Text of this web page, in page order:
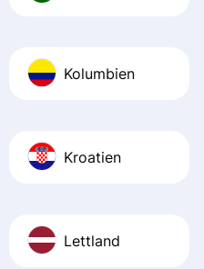
Kolumbien
Kroatien
Lettland